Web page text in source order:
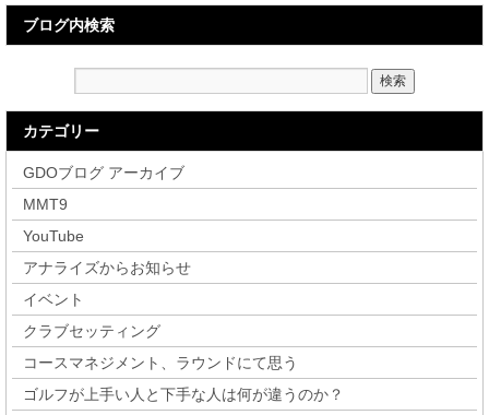
ブログ内検索
カテゴリー
GDOブログ アーカイブ
MMT9
YouTube
アナライズからお知らせ
イベント
クラブセッティング
コースマネジメント、ラウンドにて思う
ゴルフが上手い人と下手な人は何が違うのか？